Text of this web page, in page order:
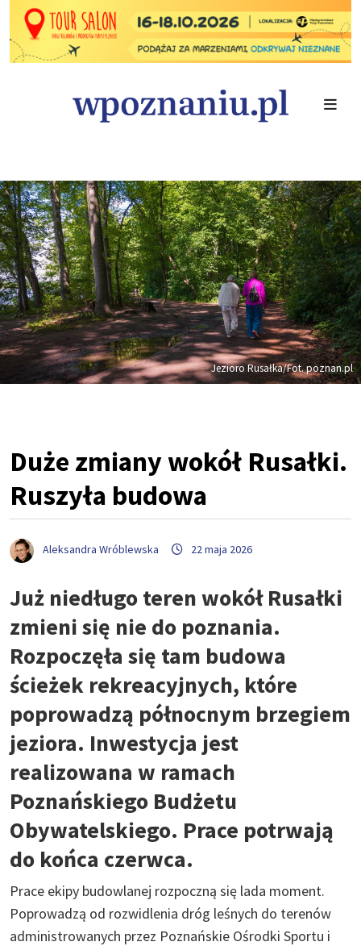
Jezioro Rusałka/Fot. poznan.pl
Duże zmiany wokół Rusałki.
Ruszyła budowa
Aleksandra Wróblewska 22 maja 2026
Już niedługo teren wokół Rusałki
zmieni się nie do poznania.
Rozpoczęła się tam budowa
ścieżek rekreacyjnych, które
poprowadzą północnym brzegiem
jeziora. Inwestycja jest
realizowana w ramach
Poznańskiego Budżetu
Obywatelskiego. Prace potrwają
do końca czerwca.
Prace ekipy budowlanej rozpoczną się lada moment.
Poprowadzą od rozwidlenia dróg leśnych do terenów
administrowanych przez Poznańskie Ośrodki Sportu i